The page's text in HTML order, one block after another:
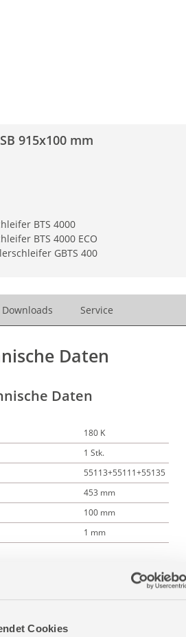
Cookies
915x100 mm
BTS 4000
BTS 4000 ECO
GBTS 400
Downloads Service
Daten
Daten
180 K
1 Stk.
55113+55111+55135
453 mm
100 mm
1 mm